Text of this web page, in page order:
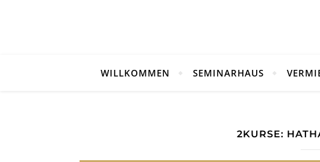
WILLKOMMEN SEMINARHAUS
2KURSE: